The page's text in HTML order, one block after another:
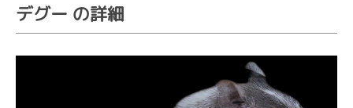
デグー の詳細